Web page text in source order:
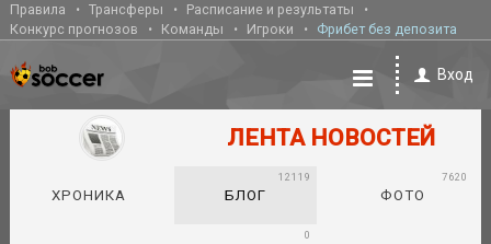
Правила Трансферы
Расписание и результаты
Конкурс прогнозов
Команды Игроки Фрибет без депозита
Вход
ЛЕНТА НОВОСТЕЙ
ХРОНИКА БЛОГ
12119
ФОТО
7620
0